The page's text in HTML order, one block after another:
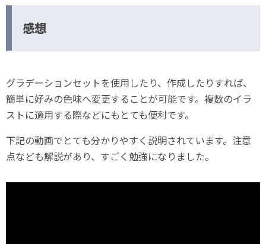
感想
グラデーションセットを使用したり、作成したりすれば、
簡単に好みの色味へ変更することが可能です。複数のイラ
ストに適用する際などにもとても便利です。
下記の動画でとても分かりやすく説明されています。注意
点なども解説があり、すごく勉強になりました。